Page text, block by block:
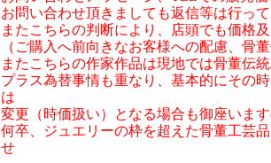
お問い合わせ頂きましても返信等は行っ
またこちらの判断により、店頭でも価格
（ご購入へ前向きなお客様への配慮、骨
またこちらの作家作品は現地では骨董伝
プラス為替事情も重なり、基本的にその
は
変更（時価扱い）となる場合も御座いま
何卒、ジュエリーの枠を超えた骨董工芸
せ